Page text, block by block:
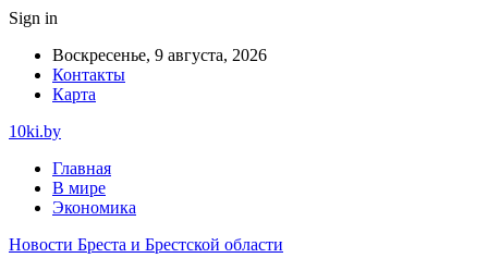
Sign in
Воскресенье, 9 августа, 2026
Контакты
Карта
10ki.by
Главная
В мире
Экономика
Новости Бреста и Брестской области